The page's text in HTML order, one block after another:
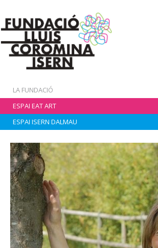
LA FUNDACIÓ
ESPAI EAT ART
ESPAI ISERN DALMAU